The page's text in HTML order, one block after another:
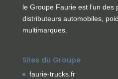
le Groupe Faurie est l’un des
distributeurs automobiles,
multimarques.
Sites du Groupe
faurie-trucks.fr